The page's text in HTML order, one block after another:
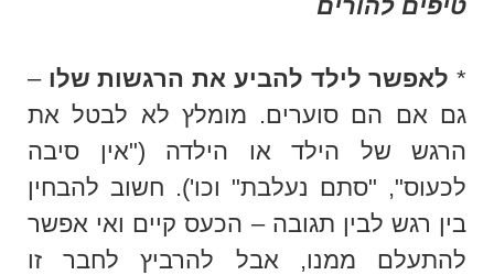
טיפים להורים
* לאפשר לילד להביע את הרגשות שלו –
גם אם הם סוערים. מומלץ לא לבטל את
הרגש של הילד או הילדה ("אין סיבה
לכעוס", "סתם נעלבת" וכו'). חשוב להבחין
בין רגש לבין תגובה – הכעס קיים ואי אפשר
להתעלם ממנו, אבל להרביץ לחבר זו